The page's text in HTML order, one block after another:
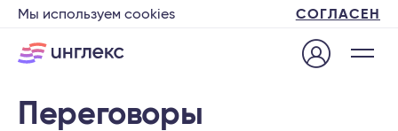
Мы используем cookies СОГЛАСЕН
Переговоры